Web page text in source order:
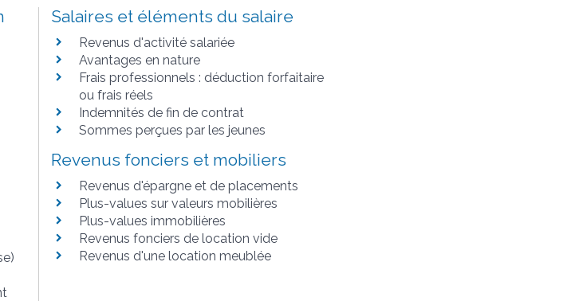
Salaires et éléments du salaire
Revenus d'activité salariée
Avantages en nature
Frais professionnels : déduction forfaitaire
ou frais réels
Indemnités de fin de contrat
Sommes perçues par les jeunes
Revenus fonciers et mobiliers
Revenus d'épargne et de placements
Plus-values sur valeurs mobilières
Plus-values immobilières
Revenus fonciers de location vide
Revenus d'une location meublée